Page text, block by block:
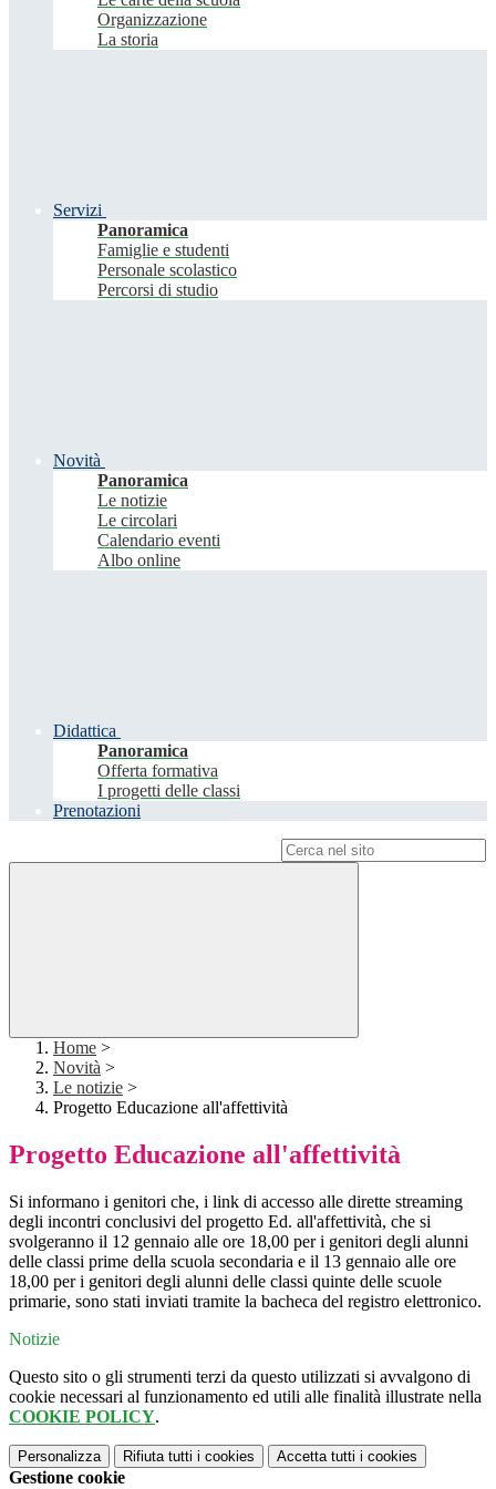
Organizzazione
La storia
Servizi
Panoramica
Famiglie e studenti
Personale scolastico
Percorsi di studio
Novità
Panoramica
Le notizie
Le circolari
Calendario eventi
Albo online
Didattica
Panoramica
Offerta formativa
I progetti delle classi
Prenotazioni
Home >
Novità >
Le notizie >
Progetto Educazione all'affettività
Progetto Educazione all'affettività
Si informano i genitori che, i link di accesso alle dirette streaming
degli incontri conclusivi del progetto Ed. all'affettività, che si
svolgeranno il 12 gennaio alle ore 18,00 per i genitori degli alunni
delle classi prime della scuola secondaria e il 13 gennaio alle ore
18,00 per i genitori degli alunni delle classi quinte delle scuole
primarie, sono stati inviati tramite la bacheca del registro elettronico.
Notizie
Questo sito o gli strumenti terzi da questo utilizzati si avvalgono di
cookie necessari al funzionamento ed utili alle finalità illustrate nella
COOKIE POLICY.
Personalizza Rifiuta tutti i cookies Accetta tutti i cookies
Gestione cookie